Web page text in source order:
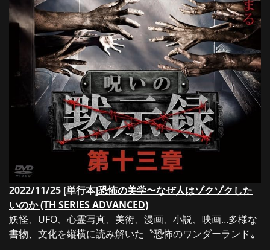
2022/11/25 [単行本]恐怖の美学〜なぜ人はゾクゾクした
いのか (TH SERIES ADVANCED)
妖怪、UFO、心霊写真、美術、漫画、小説、映画…多様な
書物、文化を縦横に読み解いた〝恐怖のワンダーランド〟